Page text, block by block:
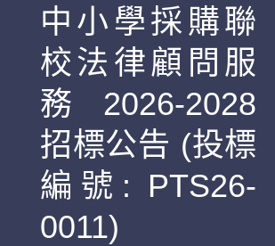
中小學採購聯
校法律顧問服
務2026-2028
招標公告 (投標
編號: PTS26-
0011)